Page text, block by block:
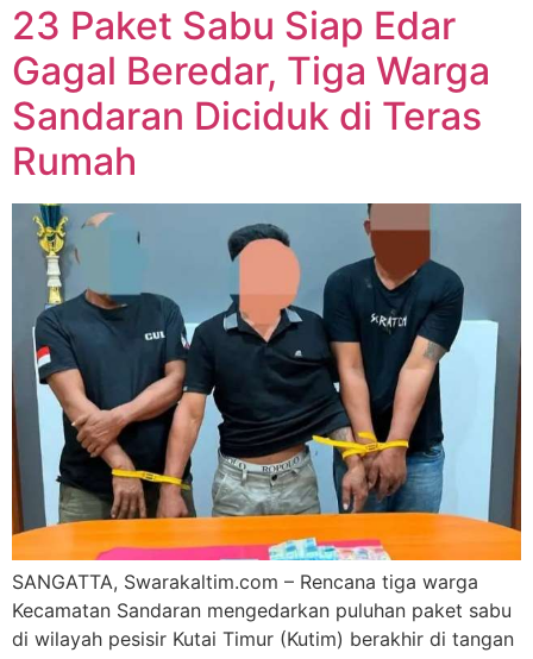
23 Paket Sabu Siap Edar
Gagal Beredar, Tiga Warga
Sandaran Diciduk di Teras
Rumah
SANGATTA, Swarakaltim.com – Rencana tiga warga
Kecamatan Sandaran mengedarkan puluhan paket sabu
di wilayah pesisir Kutai Timur (Kutim) berakhir di tangan